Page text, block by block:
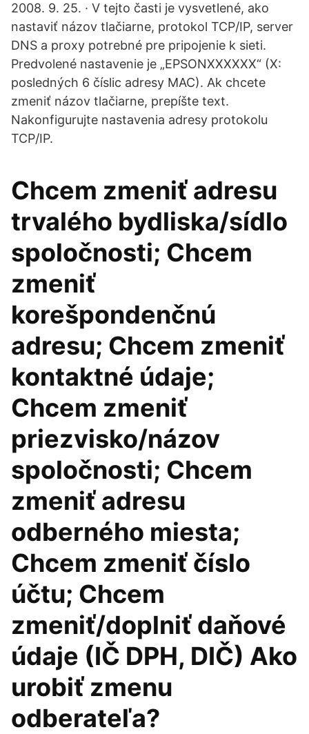
2008. 9. 25. · V tejto časti je vysvetlené, ako
nastaviť názov tlačiarne, protokol TCP/IP, server
DNS a proxy potrebné pre pripojenie k sieti.
Predvolené nastavenie je „EPSONXXXXXX“ (X:
posledných 6 číslic adresy MAC). Ak chcete
zmeniť názov tlačiarne, prepíšte text.
Nakonfigurujte nastavenia adresy protokolu
TCP/IP.
Chcem zmeniť adresu
trvalého bydliska/sídlo
spoločnosti; Chcem
zmeniť
korešpondenčnú
adresu; Chcem zmeniť
kontaktné údaje;
Chcem zmeniť
priezvisko/názov
spoločnosti; Chcem
zmeniť adresu
odberného miesta;
Chcem zmeniť číslo
účtu; Chcem
zmeniť/doplniť daňové
údaje (IČ DPH, DIČ) Ako
urobiť zmenu
odberateľa?